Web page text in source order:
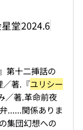
堂2024.6
第十二挿話の
／著.『ユリシー
／著.革命前夜
......関係ありま
集団幻想への